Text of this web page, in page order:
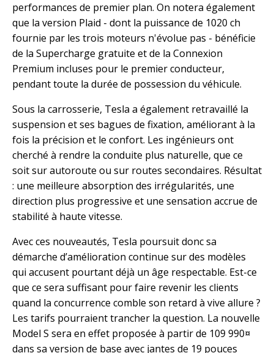
performances de premier plan. On notera également
que la version Plaid - dont la puissance de 1020 ch
fournie par les trois moteurs n'évolue pas - bénéficie
de la Supercharge gratuite et de la Connexion
Premium incluses pour le premier conducteur,
pendant toute la durée de possession du véhicule.
Sous la carrosserie, Tesla a également retravaillé la
suspension et ses bagues de fixation, améliorant à la
fois la précision et le confort. Les ingénieurs ont
cherché à rendre la conduite plus naturelle, que ce
soit sur autoroute ou sur routes secondaires. Résultat
: une meilleure absorption des irrégularités, une
direction plus progressive et une sensation accrue de
stabilité à haute vitesse.
Avec ces nouveautés, Tesla poursuit donc sa
démarche d’amélioration continue sur des modèles
qui accusent pourtant déjà un âge respectable. Est-ce
que ce sera suffisant pour faire revenir les clients
quand la concurrence comble son retard à vive allure ?
Les tarifs pourraient trancher la question. La nouvelle
Model S sera en effet proposée à partir de 109 990¤
dans sa version de base avec jantes de 19 pouces